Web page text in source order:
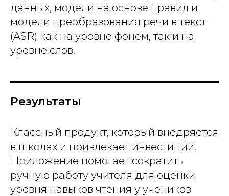
данных, модели на основе правил и
модели преобразования речи в текст
(ASR) как на уровне фонем, так и на
уровне слов.
Результаты
Классный продукт, который внедряется
в школах и привлекает инвестиции.
Приложение помогает сократить
ручную работу учителя для оценки
уровня навыков чтения у учеников